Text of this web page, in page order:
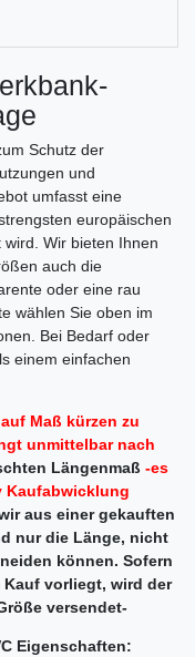
Schutz der
und
umfasst eine
europäischen
Wir bieten Ihnen
auch die
oder eine rau
wählen Sie oben im
Bei Bedarf oder
einem einfachen
auf Maß kürzen zu
unmittelbar nach
Längenmaß -es
Kaufabwicklung
aus einer gekauften
nur die Länge, nicht
können. Sofern
vorliegt, wird der
versendet-
Eigenschaften: